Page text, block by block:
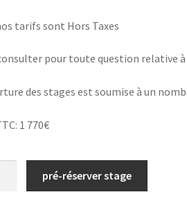
tarifs sont Hors Taxes
pour toute question relative à
des stages est soumise à un
1 770€
pré-réserver stage